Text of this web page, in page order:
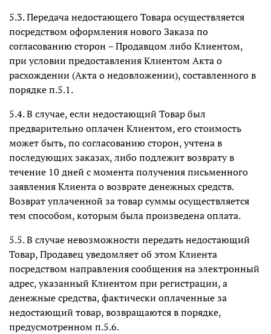
5.3. Передача недостающего Товара осуществляется
посредством оформления нового Заказа по
согласованию сторон – Продавцом либо Клиентом,
при условии предоставления Клиентом Акта о
расхождении (Акта о недовложении), составленного в
порядке п.5.1.
5.4. В случае, если недостающий Товар был
предварительно оплачен Клиентом, его стоимость
может быть, по согласованию сторон, учтена в
последующих заказах, либо подлежит возврату в
течение 10 дней с момента получения письменного
заявления Клиента о возврате денежных средств.
Возврат уплаченной за товар суммы осуществляется
тем способом, которым была произведена оплата.
5.5. В случае невозможности передать недостающий
Товар, Продавец уведомляет об этом Клиента
посредством направления сообщения на электронный
адрес, указанный Клиентом при регистрации, а
денежные средства, фактически оплаченные за
недостающий товар, возвращаются в порядке,
предусмотренном п.5.6.